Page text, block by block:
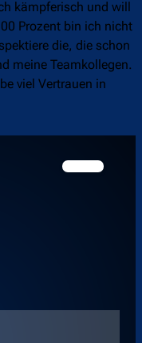
kämpferisch und will
Prozent bin ich nicht
die, die schon
meine Teamkollegen.
viel Vertrauen in